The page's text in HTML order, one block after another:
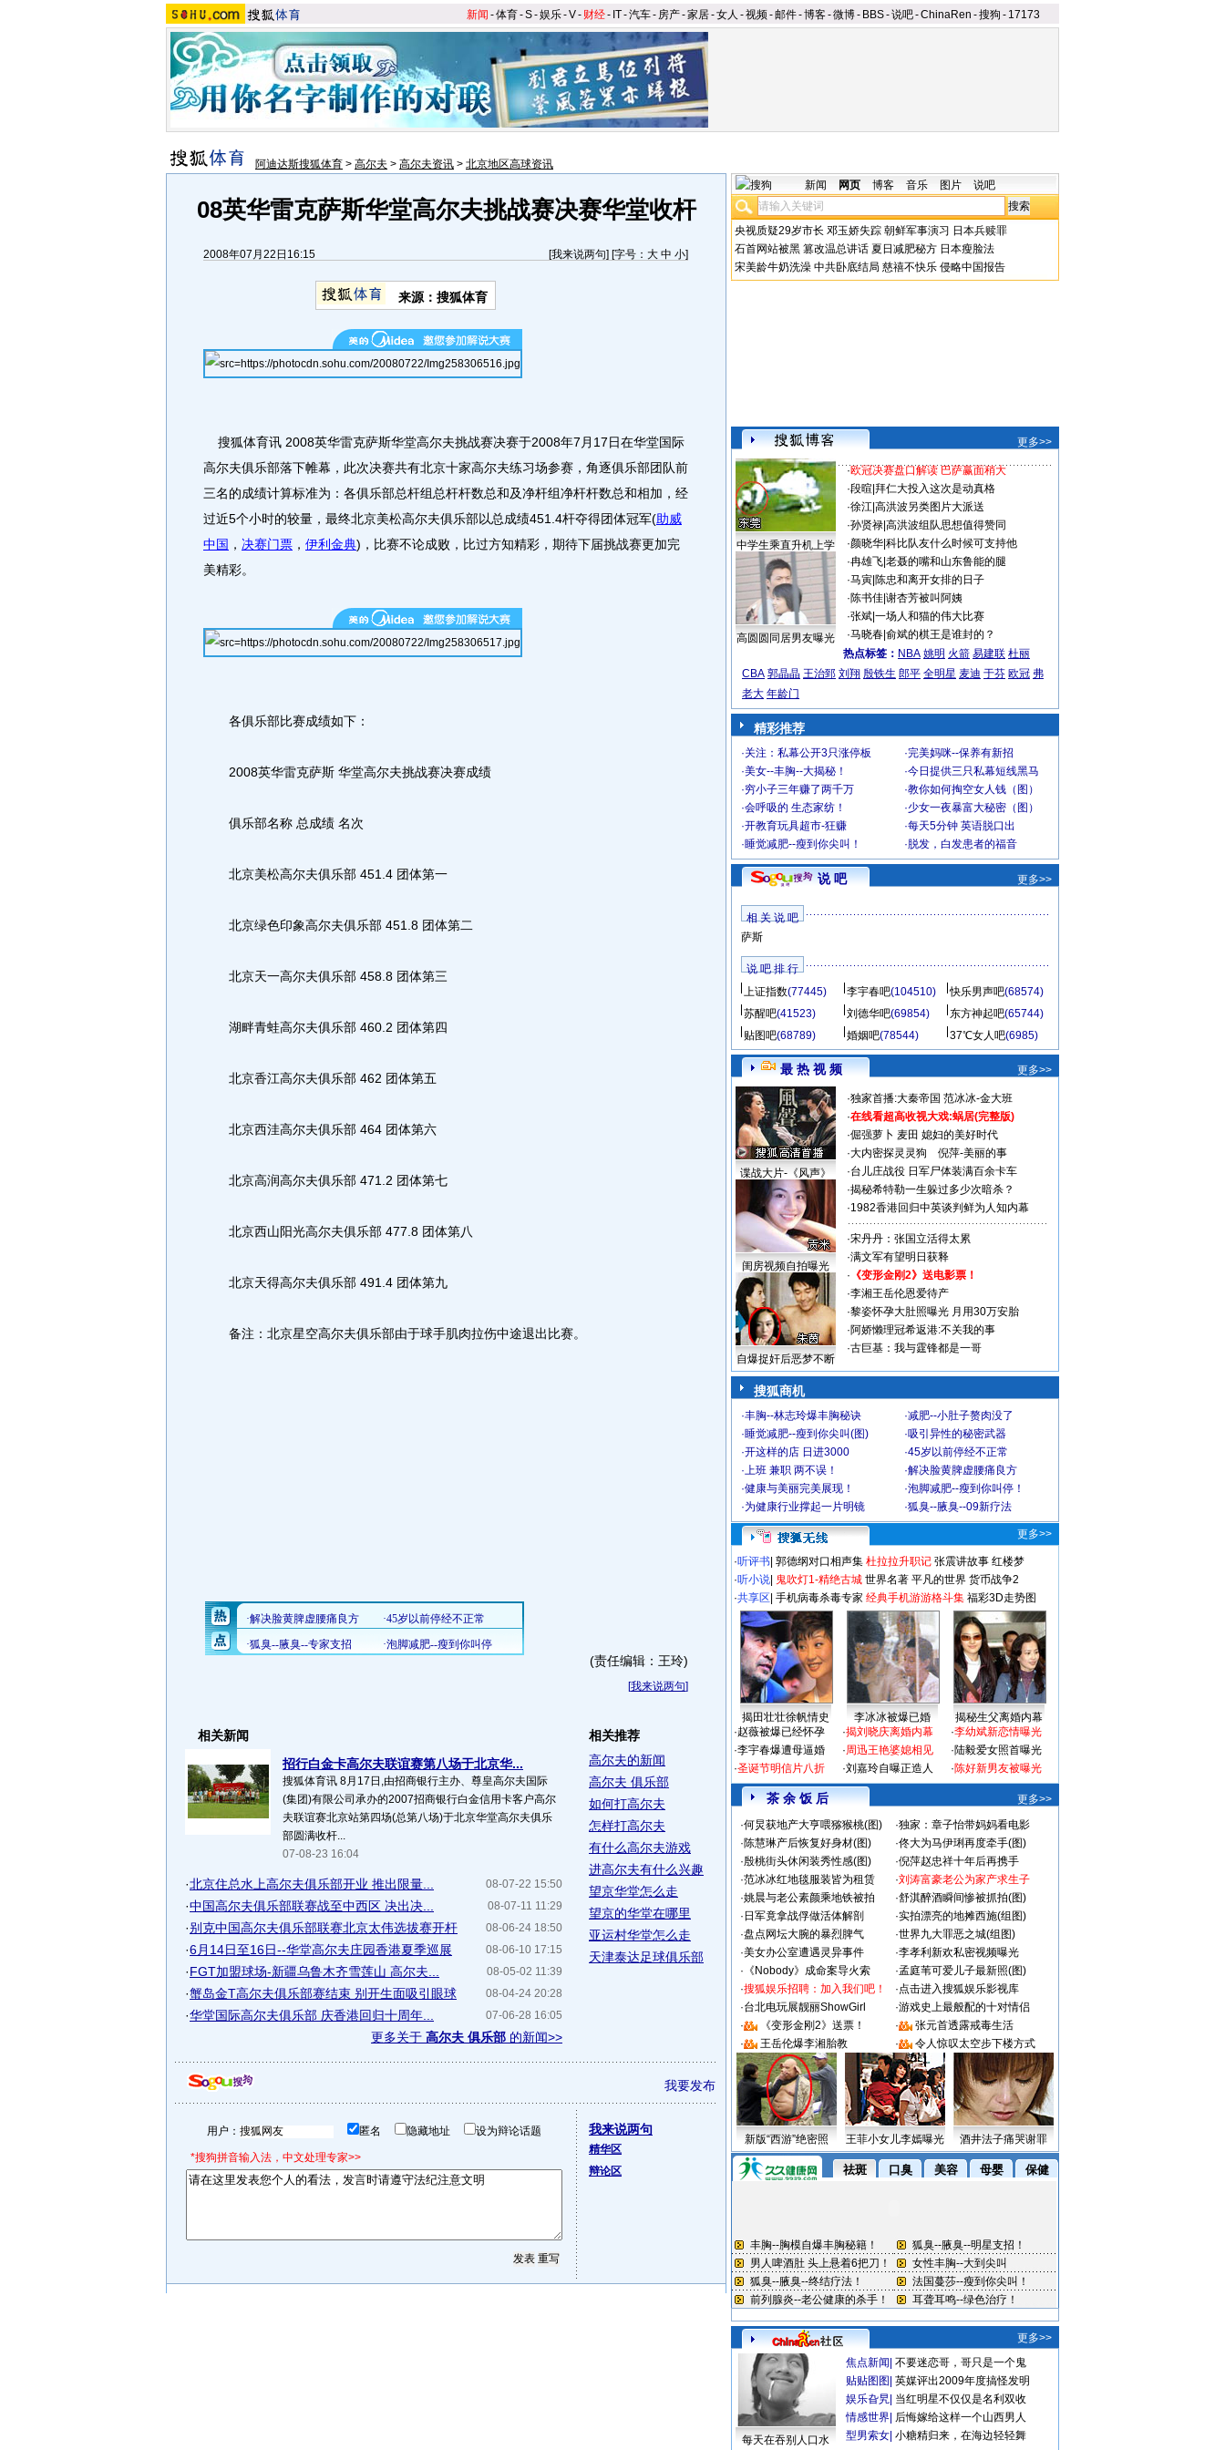
新闻 -体育-S-娱乐-V- 财经- IT-汽车- 房产-家居-女人 -视频-邮件-博客-微博- BBS-说吧-ChinaRen -搜狗 - 17173
阿迪达斯搜狐体育 > 高尔夫 > 高尔夫资讯 > 北京地区高球资讯
08英华雷克萨斯华堂高尔夫挑战赛决赛华堂收杆
2008年07月22日16:15 [我来说两句] [字号： 大 中 小]
来源：搜狐体育
搜狐体育讯 2008英华雷克萨斯华堂高尔夫挑战赛决赛于2008年7月17日在华堂国际
高尔夫俱乐部落下帷幕，此次决赛共有北京十家高尔夫练习场参赛，角逐俱乐部团队前
三名的成绩计算标准为：各俱乐部总杆组总杆杆数总和及净杆组净杆杆数总和相加，经
过近5个小时的较量，最终北京美松高尔夫俱乐部以总成绩451.4杆夺得团体冠军(助威
中国 ， 决赛门票 ， 伊利金典)，比赛不论成败，比过方知精彩，期待下届挑战赛更加完
美精彩。
各俱乐部比赛成绩如下：
2008英华雷克萨斯 华堂高尔夫挑战赛决赛成绩
俱乐部名称 总成绩 名次
北京美松高尔夫俱乐部 451.4 团体第一
北京绿色印象高尔夫俱乐部 451.8 团体第二
北京天一高尔夫俱乐部 458.8 团体第三
湖畔青蛙高尔夫俱乐部 460.2 团体第四
北京香江高尔夫俱乐部 462 团体第五
北京西洼高尔夫俱乐部 464 团体第六
北京高润高尔夫俱乐部 471.2 团体第七
北京西山阳光高尔夫俱乐部 477.8 团体第八
北京天得高尔夫俱乐部 491.4 团体第九
备注：北京星空高尔夫俱乐部由于球手肌肉拉伤中途退出比赛。
(责任编辑：王玲)
[我来说两句]
相关新闻
招行白金卡高尔夫联谊赛第八场于北京华...
搜狐体育讯 8月17日,由招商银行主办、尊皇高尔夫国际
(集团)有限公司承办的2007招商银行白金信用卡客户高尔
夫联谊赛北京站第四场(总第八场)于北京华堂高尔夫俱乐
部圆满收杆...
07-08-23 16:04
08-07-22 15:50
·北京住总水上高尔夫俱乐部开业 推出限量...
08-07-11 11:29
·中国高尔夫俱乐部联赛战至中西区 决出决...
08-06-24 18:50
·别克中国高尔夫俱乐部联赛北京太伟选拔赛开杆
08-06-10 17:15
·6月14日至16日--华堂高尔夫庄园香港夏季巡展
08-05-02 11:39
·FGT加盟球场-新疆乌鲁木齐雪莲山 高尔夫...
08-04-24 20:28
·蟹岛金T高尔夫俱乐部赛结束 别开生面吸引眼球
07-06-28 16:05
·华堂国际高尔夫俱乐部 庆香港回归十周年...
更多关于 高尔夫 俱乐部 的新闻>>
相关推荐
高尔夫的新闻
高尔夫 俱乐部
如何打高尔夫
怎样打高尔夫
有什么高尔夫游戏
进高尔夫有什么兴趣
望京华堂怎么走
望京的华堂在哪里
亚运村华堂怎么走
天津泰达足球俱乐部
我要发布
用户： 匿名 隐藏地址 设为辩论话题
*搜狗拼音输入法，中文处理专家>>
我来说两句
精华区
辩论区
新闻 网页 博客 音乐 图片 说吧
央视质疑29岁市长 邓玉娇失踪 朝鲜军事演习 日本兵赎罪
石首网站被黑 篡改温总讲话 夏日减肥秘方 日本瘦脸法
宋美龄牛奶洗澡 中共卧底结局 慈禧不快乐 侵略中国报告
更多>>
中学生乘直升机上学
高圆圆同居男友曝光
·欧冠决赛盘口解读 巴萨赢面稍大
·段暄 拜仁大投入这次是动真格
·徐江| 高洪波另类图片大派送
·孙贤禄| 高洪波组队思想值得赞同
·颜晓华| 科比队友什么时候可支持他
·冉雄飞| 老聂的嘴和山东鲁能的腿
·马寅| 陈忠和离开女排的日子
·陈书佳| 谢杏芳被叫阿姨
·张斌| 一场人和猫的伟大比赛
·马晓春| 俞斌的棋王是谁封的？
热点标签： NBA 姚明 火箭 易建联 杜丽
CBA 郭晶晶 王治郅 刘翔 殷铁生 郎平 全明星 麦迪 于芬 欧冠 弗
老大 年龄门
精彩推荐
·关注：私幕公开3只涨停板 ·完美妈咪--保养有新招
·美女--丰胸--大揭秘！ ·今日提供三只私幕短线黑马
·穷小子三年赚了两千万 ·教你如何掏空女人钱（图）
·会呼吸的 生态家纺！ ·少女一夜暴富大秘密（图）
·开教育玩具超市-狂赚 ·每天5分钟 英语脱口出
·睡觉减肥--瘦到你尖叫！ · 脱发，白发患者的福音
说 吧 更多>>
相 关 说 吧
萨斯
说 吧 排 行
上证指数(77445) 李宇春吧(104510) 快乐男声吧(68574)
苏醒吧(41523) 刘德华吧(69854) 东方神起吧(65744)
贴图吧(68789) 婚姻吧(78544) 37℃女人吧(6985)
最 热 视 频 更多>>
谍战大片-《风声》
闺房视频自拍曝光
自爆捉奸后恶梦不断
·独家首播:大秦帝国 范冰冰-金大班
·在线看超高收视大戏:蜗居(完整版)
·倔强萝卜 麦田 媳妇的美好时代
·大内密探灵灵狗
倪萍-美丽的事
·台儿庄战役 日军尸体装满百余卡车
·揭秘希特勒一生躲过多少次暗杀？
·1982香港回归中英谈判鲜为人知内幕
·宋丹丹：张国立活得太累
·满文军有望明日获释
· 《变形金刚2》送电影票！
·李湘王岳伦恩爱待产
·黎姿怀孕大肚照曝光 月用30万安胎
·阿娇懒理冠希返港:不关我的事
·古巨基：我与霆锋都是一哥
搜狐商机
·丰胸--林志玲爆丰胸秘诀 ·减肥--小肚子赘肉没了
·睡觉减肥--瘦到你尖叫(图) ·吸引异性的秘密武器
·开这样的店 日进3000 ·45岁以前停经不正常
·上班 兼职 两不误！ ·解决脸黄脾虚腰痛良方
·健康与美丽完美展现！ ·泡脚减肥--瘦到你叫停！
·为健康行业撑起一片明镜 ·狐臭--腋臭--09新疗法
更多>>
·听评书 郭德纲对口相声集 杜拉拉升职记 张震讲故事 红楼梦
·听小说 鬼吹灯1-精绝古城 世界名著 平凡的世界 货币战争2
·共享区 手机病毒杀毒专家 经典手机游游格斗集 福彩3D走势图
揭田壮壮徐帆情史 李冰冰被爆已婚
揭秘生父离婚内幕
·赵薇被爆已经怀孕
·李宇春爆遭母逼婚
·圣诞节明信片八折
·揭刘晓庆离婚内幕
·周迅王艳婆媳相见
·刘嘉玲自曝正造人
·李幼斌新恋情曝光
·陆毅爱女照首曝光
·陈好新男友被曝光
茶 余 饭 后
更多>>
·何炅获地产大亨喂猕猴桃(图) ·独家：章子怡带妈妈看电影
·陈慧琳产后恢复好身材(图) ·佟大为马伊琍再度牵手(图)
·殷桃街头休闲装秀性感(图) ·倪萍赵忠祥十年后再携手
·范冰冰红地毯服装皆为租赁 ·刘涛富豪老公为家产求生子
·姚晨与老公素颜乘地铁被拍 ·舒淇醉酒瞬间惨被抓拍(图)
· 日军竟拿战俘做活体解剖 ·实拍漂亮的地摊西施(组图)
·盘点网坛大腕的暴烈脾气 ·世界九大罪恶之城(组图)
·美女办公室遭遇灵异事件 ·李孝利新欢私密视频曝光
· 《Nobody》成命案导火索 ·孟庭苇可爱儿子最新照(图)
·搜狐娱乐招聘：加入我们吧！ ·点击进入搜狐娱乐影视库
·台北电玩展靓丽ShowGirl ·游戏史上最般配的十对情侣
·
《变形金刚2》送票！ ·
张元首透露戒毒生活
·
王岳伦爆李湘胎教 · 令人惊叹太空步下楼方式
新版“西游”绝密照 王菲小女儿李嫣曝光 酒井法子痛哭谢罪
更多>>
每天在吞别人口水
焦点新闻 不要迷恋哥，哥只是一个鬼
贴贴图图 英媒评出2009年度搞怪发明
娱乐旮旯 当红明星不仅仅是名利双收
情感世界 后悔嫁给这样一个山西男人
型男索女 小糖精归来，在海边轻轻舞